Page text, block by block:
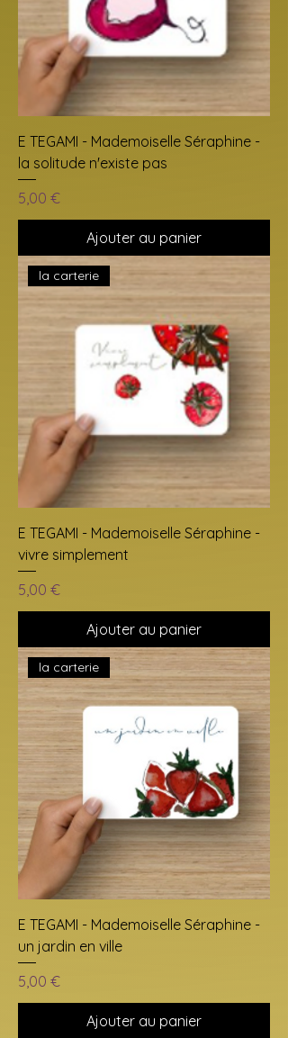
E TEGAMI - Mademoiselle Séraphine -
la solitude n'existe pas
Prix
5,00 €
Ajouter au panier
la carterie
E TEGAMI - Mademoiselle Séraphine -
vivre simplement
Prix
5,00 €
Ajouter au panier
la carterie
E TEGAMI - Mademoiselle Séraphine -
un jardin en ville
Prix
5,00 €
Ajouter au panier